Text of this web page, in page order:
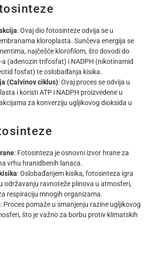
: Ovaj dio fotosinteze odvija se u
kloroplasta. Sunčeva energija se
najčešće klorofilom, što dovodi do
a (adenozin trifosfat) i NADPH (nikotinamid
fosfat) te oslobađanja kisika.
(Calvinov ciklus): Ovaj proces se odvija u
i koristi ATP i NADPH proizvedene u
za konverziju ugljikovog dioksida u
: Fotosinteza je osnovni izvor hrane za
vrhu hranidbenih lanaca.
: Oslobađanjem kisika, fotosinteza igra
održavanju ravnoteže plinova u atmosferi,
respiraciju mnogih organizama.
: Proces pomaže u smanjenju razine ugljikovog
što je važno za borbu protiv klimatskih